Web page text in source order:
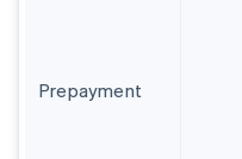
Prepayment
English
Eslovenia